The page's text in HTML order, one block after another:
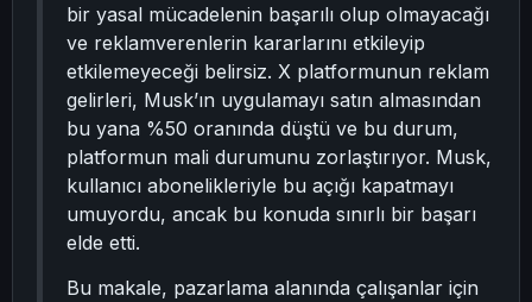
bir yasal mücadelenin başarılı olup olmayacağı
ve reklamverenlerin kararlarını etkileyip
etkilemeyeceği belirsiz. X platformunun reklam
gelirleri, Musk’ın uygulamayı satın almasından
bu yana %50 oranında düştü ve bu durum,
platformun mali durumunu zorlaştırıyor. Musk,
kullanıcı abonelikleriyle bu açığı kapatmayı
umuyordu, ancak bu konuda sınırlı bir başarı
elde etti.
Bu makale, pazarlama alanında çalışanlar için